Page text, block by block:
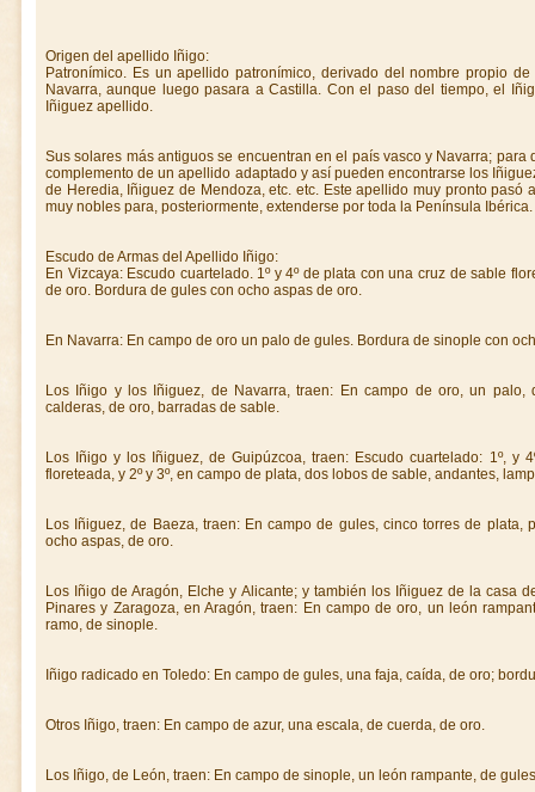
Origen del apellido Iñigo:
Patronímico. Es un apellido patronímico, derivado del nombre propio
Navarra, aunque luego pasara a Castilla. Con el paso del tiempo, el
Iñiguez apellido.
Sus solares más antiguos se encuentran en el país vasco y Navarra;
complemento de un apellido adaptado y así pueden encontrarse los
de Heredia, Iñiguez de Mendoza, etc. etc. Este apellido muy pronto pasó
muy nobles para, posteriormente, extenderse por toda la Península Ibérica.
Escudo de Armas del Apellido Iñigo:
En Vizcaya: Escudo cuartelado. 1º y 4º de plata con una cruz de sable
de oro. Bordura de gules con ocho aspas de oro.
En Navarra: En campo de oro un palo de gules. Bordura de sinople con
Los Iñigo y los Iñiguez, de Navarra, traen: En campo de oro, un
calderas, de oro, barradas de sable.
Los Iñigo y los Iñiguez, de Guipúzcoa, traen: Escudo cuartelado: 1º, y
floreteada, y 2º y 3º, en campo de plata, dos lobos de sable, andantes,
Los Iñiguez, de Baeza, traen: En campo de gules, cinco torres de plata,
ocho aspas, de oro.
Los Iñigo de Aragón, Elche y Alicante; y también los Iñiguez de la casa
Pinares y Zaragoza, en Aragón, traen: En campo de oro, un león
ramo, de sinople.
Iñigo radicado en Toledo: En campo de gules, una faja, caída, de oro;
Otros Iñigo, traen: En campo de azur, una escala, de cuerda, de oro.
Los Iñigo, de León, traen: En campo de sinople, un león rampante, de